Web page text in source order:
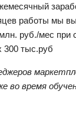
работы мы
руб./мес при
300 тыс.руб
во время